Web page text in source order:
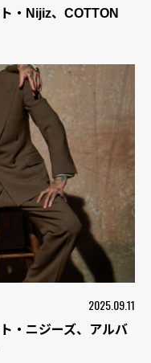
・Nijiz、COTTON
2025.09.11
・ニジーズ、アルバ